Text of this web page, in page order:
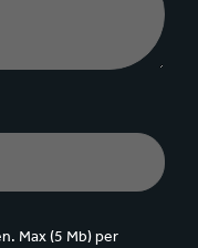
Max (5 Mb) per